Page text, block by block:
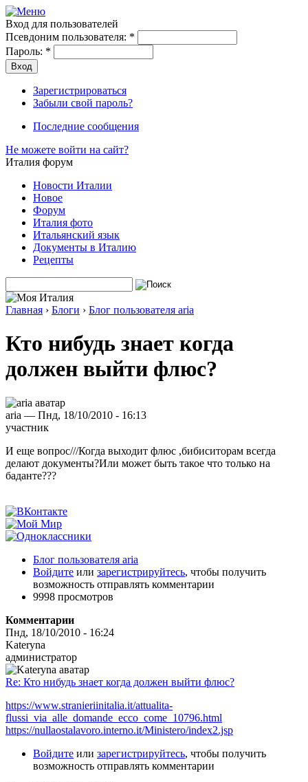
Вход для пользователей
Псевдоним пользователя: *
Пароль: *
Зарегистрироваться
Забыли свой пароль?
Последние сообщения
Не можете войти на сайт?
Италия форум
Новости Италии
Новое
Форум
Италия фото
Итальянский язык
Документы в Италию
Рецепты
Главная › Блоги › Блог пользователя aria
Кто нибудь знает когда
должен выйти флюс?
aria — Пнд, 18/10/2010 - 16:13
участник
И еще вопрос///Когда выходит флюс ,бибиситорам всегда
делают документы?Или может быть такое что только на
баданте???
Блог пользователя aria
Войдите или зарегистрируйтесь, чтобы получить
возможность отправлять комментарии
9998 просмотров
Комментарии
Пнд, 18/10/2010 - 16:24
Kateryna
администратор
Re: Кто нибудь знает когда должен выйти флюс?
https://www.stranieriinitalia.it/attualita-
flussi_via_alle_domande_ecco_come_10796.html
https://nullaostalavoro.interno.it/Ministero/index2.jsp
Войдите или зарегистрируйтесь, чтобы получить
возможность отправлять комментарии